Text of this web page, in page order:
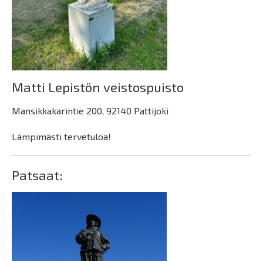
Matti Lepistön veistospuisto
Mansikkakarintie 200, 92140 Pattijoki
Lämpimästi tervetuloa!
Patsaat: